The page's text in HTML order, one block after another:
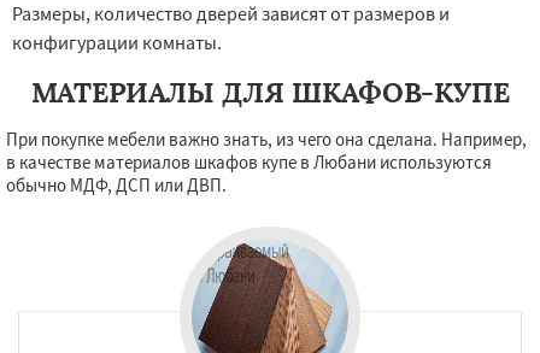
Размеры, количество дверей зависят от размеров и
конфигурации комнаты.
МАТЕРИАЛЫ ДЛЯ ШКАФОВ-КУПЕ
При покупке мебели важно знать, из чего она сделана. Например,
в качестве материалов шкафов купе в Любани используются
обычно МДФ, ДСП или ДВП.